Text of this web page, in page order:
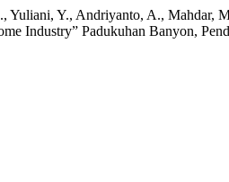
Yuliani, Y., Andriyanto, A., Mahdar,
Industry” Padukuhan Banyon,